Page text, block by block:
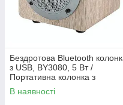
Бездротова Bluetooth
з USB, BY3080, 5 Вт /
Портативна колонка з
акумулятором 1200 мАг
В наявності